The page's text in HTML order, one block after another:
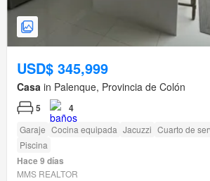
USD$ 345,999
Casa in Palenque, Provincia de Colón
5 4
Garaje Cocina equipada Jacuzzi Cuarto de
Piscina
Hace 9 días
MMS REALTOR